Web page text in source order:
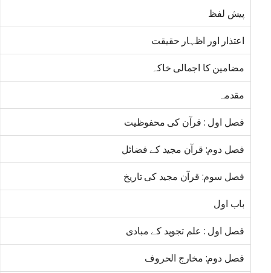
پیش لفظ
اعتذار اور اظہار حقیقت
مضامین کا اجمالی خاکہ
مقدمہ
فصل اول : قرآن کی محفوظیت
فصل دوم: قرآن مجید کے فضائل
فصل سوم: قرآن مجید کی تاریخ
باب اول
فصل اول : علم تجوید کے مبادی
فصل دوم: مخارج الحروف